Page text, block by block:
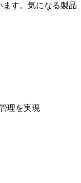
す。気になる製品
理を実現